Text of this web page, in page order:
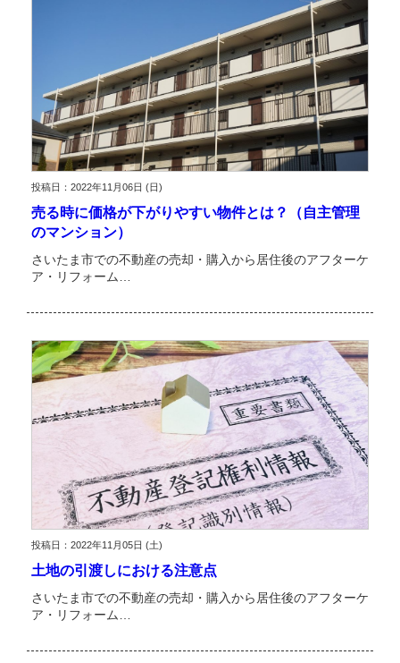
投稿日：2022年11月06日 (日)
売る時に価格が下がりやすい物件とは？（自主管理
のマンション）
さいたま市での不動産の売却・購入から居住後のアフターケ
ア・リフォーム…
投稿日：2022年11月05日 (土)
土地の引渡しにおける注意点
さいたま市での不動産の売却・購入から居住後のアフターケ
ア・リフォーム…